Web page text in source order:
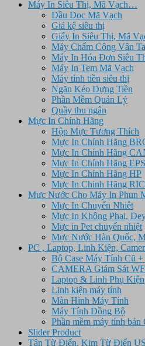
Máy In Siêu Thị, Mã Vạch…
Đầu Đọc Mã Vạch
Giá kệ siêu thị
Giấy In Siêu Thị, Mã
Máy Chấm Công Vân
Máy In Hóa Đơn Siêu
Máy In Tem Mã Vạch
Máy tính tiền siêu thị
Ngăn Kéo Đựng Tiền
Phần Mềm Quản Lý
Quầy thu ngân
Mực In Chính Hãng
Hộp Mực Tương Thích
Mực In Chính Hãng
Mực In Chính Hãng
Mực In Chính Hãng
Mực In Chính Hãng HP
Mực In Chinh Hãng
Mưc Nước Cho Máy In Phun
Mực In Chuyển Nhiêt
Mực In Không Phai,
Mực in Pet chuyển nhiệt
Mực Nước Hàn Quốc,
PC , Laptop, Linh Kiện,
Bộ Case Máy Tính Cũ
CAMERA Giám Sát
Laptop & Linh Phụ Kiện
Linh kiện máy tính
Màn Hình Máy Tính
Máy Tính Đồng Bộ
Phần mềm máy tính bản
Slider Product
Tân Từ Điển, Kim Từ Điển